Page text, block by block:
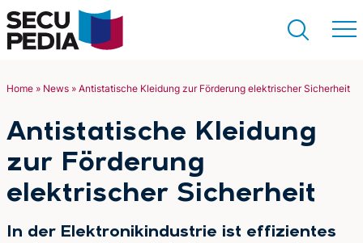
Suchen
Home » News » Antistatische Kleidung zur Förderung elektrischer Sicherheit
Antistatische Kleidung
zur Förderung
elektrischer Sicherheit
In der Elektronikindustrie ist effizientes